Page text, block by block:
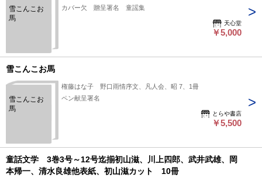
雪こんこお
馬
カバー欠 贈呈署名 童謡集
天心堂
￥5,000
雪こんこお馬
雪こんこお
馬
権藤はな子 野口雨情序文、凡人会、昭 7、1冊
ペン献呈署名
とらや書店
￥5,500
童話文学 3巻3号～12号迄揃初山滋、川上四郎、武井武雄、岡
本帰一、清水良雄他表紙、初山滋カット 10冊